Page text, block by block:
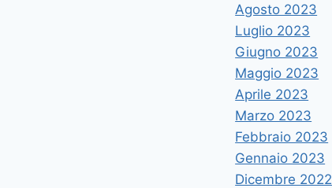
Agosto 2023
Luglio 2023
Giugno 2023
Maggio 2023
Aprile 2023
Marzo 2023
Febbraio 2023
Gennaio 2023
Dicembre 2022